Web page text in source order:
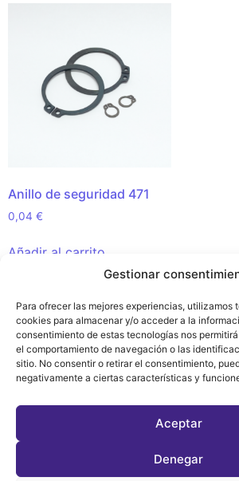
Gestionar
Para ofrecer las mejores experiencias, utilizamos
cookies para almacenar y/o acceder a la
consentimiento de estas tecnologías nos
el comportamiento de navegación o las
sitio. No consentir o retirar el consentimiento,
negativamente a ciertas características y
Aceptar
Denegar
Anillo de seguridad 471
0,04 €
Añadir al carrito
Política de
Privacidad y
Cookies (EU)